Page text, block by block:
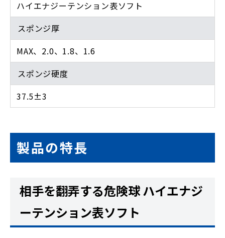
ハイエナジーテンション表ソフト
スポンジ厚
MAX、2.0、1.8、1.6
スポンジ硬度
37.5±3
製品の特長
相手を翻弄する危険球 ハイエナジ
ーテンション表ソフト